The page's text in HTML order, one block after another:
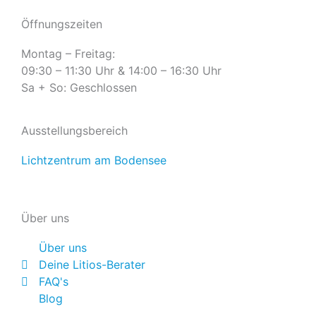
c
e
b
o
o
u
t
u
b
e
t
a
g
r
Öffnungszeiten
Montag – Freitag:
09:30 – 11:30 Uhr & 14:00 – 16:30 Uhr
Sa + So: Geschlossen
Ausstellungsbereich
Lichtzentrum am Bodensee
Über uns
Über uns
Deine Litios-Berater
FAQ's
Blog